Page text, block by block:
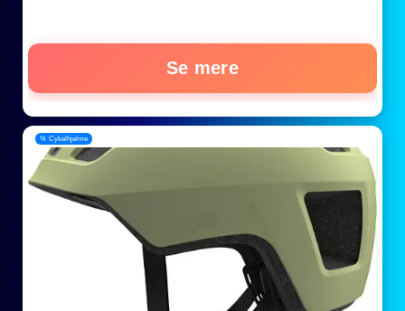
Se mere
📂 Cykelhjelme